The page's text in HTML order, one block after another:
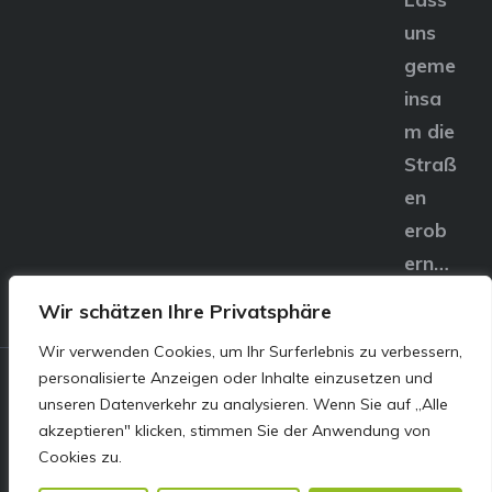
Wir schätzen Ihre Privatsphäre
Wir verwenden Cookies, um Ihr Surferlebnis zu verbessern,
personalisierte Anzeigen oder Inhalte einzusetzen und
unseren Datenverkehr zu analysieren. Wenn Sie auf „Alle
akzeptieren" klicken, stimmen Sie der Anwendung von
Cookies zu.
uns
geme
insa
m die
Straß
en
erob
ern…
© E&S Motors GmbH,
Linzer Straße 83 4240
Freistadt